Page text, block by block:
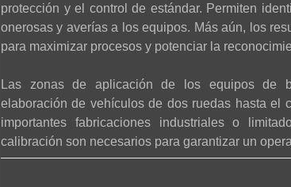
protección y el control de estándar. Permiten
onerosas y averías a los equipos. Más aún, los
para maximizar procesos y potenciar la
Las zonas de aplicación de los equipos de
elaboración de vehículos de dos ruedas hasta el
importantes fabricaciones industriales o
calibración son necesarios para garantizar un